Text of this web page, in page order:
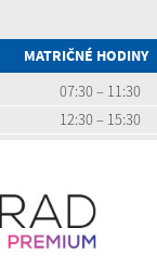
MATRIČNÉ HODINY
07:30 – 11:30
12:30 – 15:30